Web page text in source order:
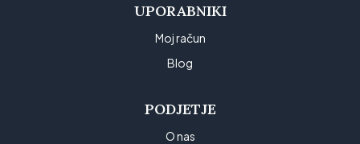
UPORABNIKI
Moj račun
Blog
PODJETJE
O nas